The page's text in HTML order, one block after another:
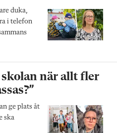
duka,
i telefon
skolan när allt fler
ge plats åt
ska